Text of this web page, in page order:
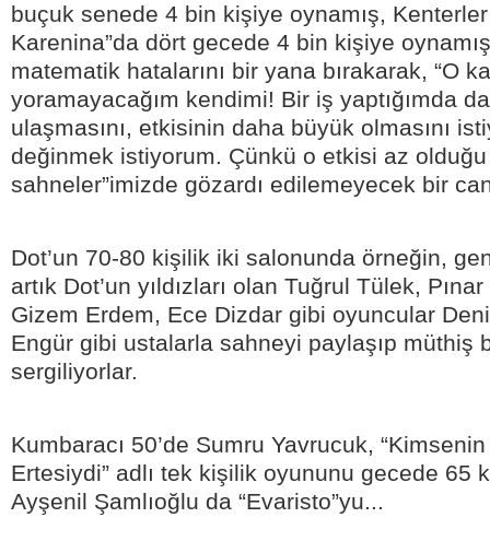
buçuk senede 4 bin kişiye oynamış,
Karenina”da dört gecede 4 bin kişiye
matematik hatalarını bir yana bırakarak, “O
yoramayacağım kendimi! Bir iş yaptığımda
ulaşmasını, etkisinin daha büyük olmasını
değinmek istiyorum. Çünkü o etkisi az olduğu
sahneler”imizde gözardı edilemeyecek bir
Dot’un 70-80 kişilik iki salonunda örneğin,
artık Dot’un yıldızları olan Tuğrul Tülek,
Gizem Erdem, Ece Dizdar gibi oyuncular
Engür gibi ustalarla sahneyi paylaşıp müthiş
sergiliyorlar.
Kumbaracı 50’de Sumru Yavrucuk,
Ertesiydi” adlı tek kişilik oyununu gecede 65
Ayşenil Şamlıoğlu da “Evaristo”yu...